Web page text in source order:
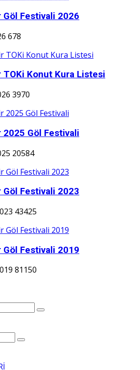
Göl Festivali 2026
678
TOKi Konut Kura Listesi
3970
2025 Göl Festivali
20584
Göl Festivali 2023
43425
Göl Festivali 2019
81150